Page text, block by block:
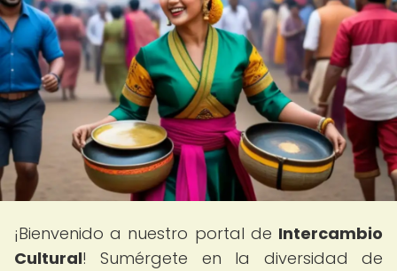
¡Bienvenido a nuestro portal de Intercambio
Cultural! Sumérgete en la diversidad de